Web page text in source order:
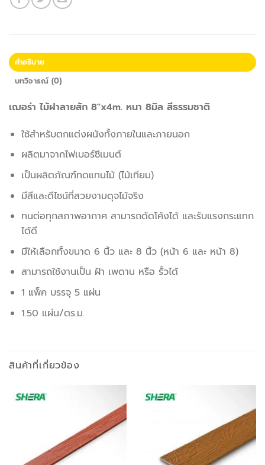
คำอธิบาย
บทวิจารณ์ (0)
เฌอร่า ไม้ฝาลายสัก 8″x4m. หนา 8มิล สีธรรมชาติ
ใช้สำหรับตกแต่งผนังทั้งภายในและภายนอก
ผลิตมาจากไฟเบอร์ซีเมนต์
เป็นผลิตภัณฑ์ทดแทนไม้ (ไม้เทียม)
มีสีและดีไซน์ที่สวยงามดุจไม้จริง
ทนต่อทุกสภาพอากาศ สามารถดัดโค้งได้ และรับแรงกระแทก
ได้ดี
มีให้เลือกทั้งขนาด 6 นิ้ว และ 8 นิ้ว (หน้า 6 และ หน้า 8)
สามารถใช้งานเป็น ฝ้า เพดาน หรือ รั้วได้
1 แพ็ค บรรจุ 5 แผ่น
1.50 แผ่น/ตร.ม.
สินค้าที่เกี่ยวข้อง